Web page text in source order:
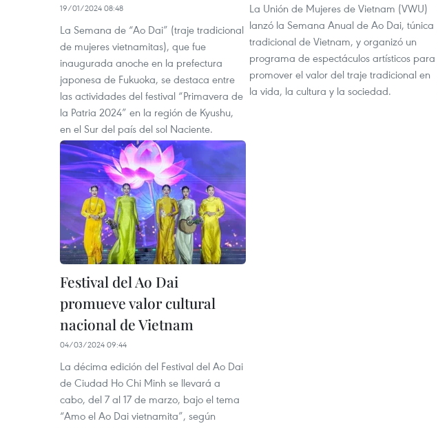
19/01/2024 08:48
La Semana de “Ao Dai” (traje tradicional
de mujeres vietnamitas), que fue
inaugurada anoche en la prefectura
japonesa de Fukuoka, se destaca entre
las actividades del festival “Primavera de
la Patria 2024” en la región de Kyushu,
en el Sur del país del sol Naciente.
La Unión de Mujeres de Vietnam (VWU)
lanzó la Semana Anual de Ao Dai, túnica
tradicional de Vietnam, y organizó un
programa de espectáculos artísticos para
promover el valor del traje tradicional en
la vida, la cultura y la sociedad.
Festival del Ao Dai
promueve valor cultural
nacional de Vietnam
04/03/2024 09:44
La décima edición del Festival del Ao Dai
de Ciudad Ho Chi Minh se llevará a
cabo, del 7 al 17 de marzo, bajo el tema
“Amo el Ao Dai vietnamita”, según